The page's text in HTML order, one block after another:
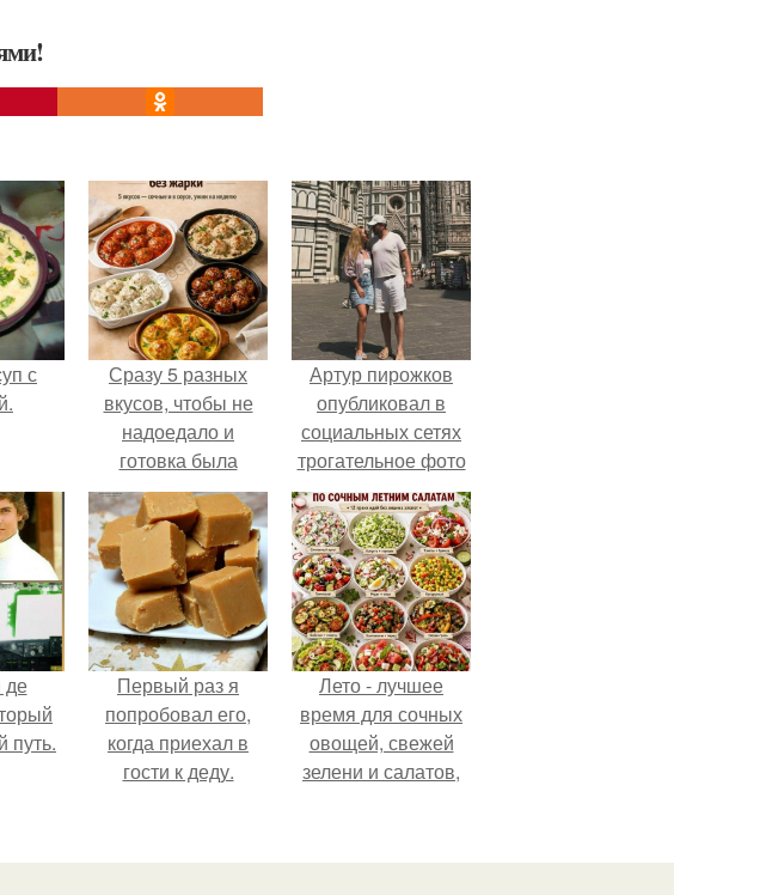
с
Сразу 5 разных
вкусов, чтобы не
надоедало и
готовка была
проще.
Артур пирожков
опубликовал в
социальных сетях
трогательное фото
с супругой
Анжеликой,
сделанное во
время их недавнего
путешествия в
Италию.
путь.
Первый раз я
попробовал его,
когда приехал в
гости к деду.
Лето - лучшее
время для сочных
овощей, свежей
зелени и салатов,
несколько минут.